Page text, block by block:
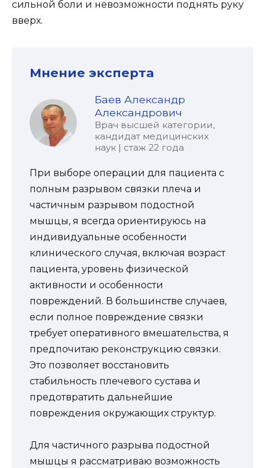
сильной боли и невозможности поднять руку
вверх.
Мнение эксперта
Баев Александр
Александрович
Врач высшей категории,
кандидат медицинских
наук | стаж 22 года
При выборе операции для пациента с
полным разрывом связки плеча и
частичным разрывом подостной
мышцы, я всегда ориентируюсь на
индивидуальные особенности
клинического случая, включая возраст
пациента, уровень физической
активности и особенности
повреждений. В большинстве случаев,
если полное повреждение связки
требует оперативного вмешательства, я
предпочитаю реконструкцию связки.
Это позволяет восстановить
стабильность плечевого сустава и
предотвратить дальнейшие
повреждения окружающих структур.
Для частичного разрыва подостной
мышцы я рассматриваю возможность